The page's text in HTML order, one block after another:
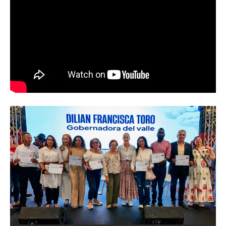
Abren convocatoria del ‘Art World
Records Latam’, para creadores de